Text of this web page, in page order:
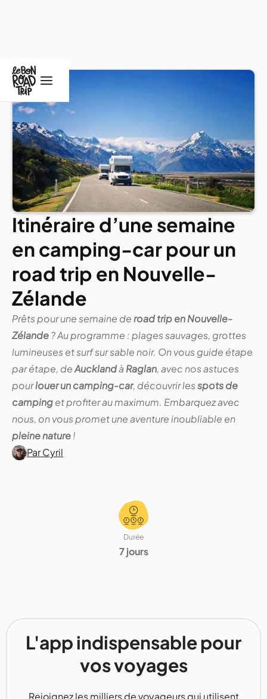
Itinéraire d’une semaine
en camping-car pour un
road trip en Nouvelle-
Zélande
Prêts pour une semaine deroad trip en Nouvelle-
Zélande? Au programme : plages sauvages, grottes
lumineuses et surf sur sable noir. On vous guide étape
par étape, deAucklandà Raglan, avec nos astuces
pourlouer un camping-car, découvrir lesspots de
campinget profiter au maximum. Embarquez avec
nous, on vous promet une aventure inoubliable en
pleine nature!
Par Cyril
Durée
7 jours
L'app indispensable pour
vos voyages
Rejoignez les milliers de voyageurs qui utilisent